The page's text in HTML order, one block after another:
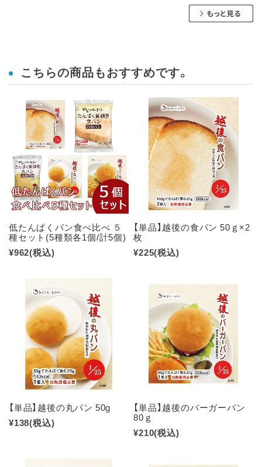
こちらの商品もおすすめです。
低たんぱくパン食べ比べ ５
種セット(5種類各1個/計5個)
¥962(税込)
【単品】越後の食パン 50ｇ×2
枚
¥225(税込)
【単品】越後の丸パン 50g
¥138(税込)
【単品】越後のバーガーパン
80ｇ
¥210(税込)